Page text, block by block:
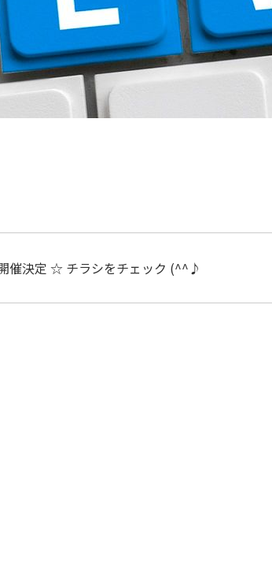
催決定 ☆ チラシをチェック (^^♪